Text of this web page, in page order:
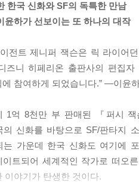
테이블에 놓아둔, 청동 자루가
부족에 봉사하겠다고 맹세해라.
고, 저는 모든 일에서 부족에 봉
지켜보는 가운데 순순히 되뇌었
줄무늬와 두 개의 좁은 점무늬
있었다. 대나무 숲은 복과 장수
지리사가 참여했던 것이 틀림없
한국 신화와 SF의 독특한 만남
윤하가 선보이는 또 하나의 대작
전트 제니퍼 잭슨은 릭 라이어
즈니 히페리온 출판사의 편집
에 참여하게 되었습니다.” ―이윤
1억 8천만 부 판매된 『퍼시
의 신화를 바탕으로 SF/판타지
는 가운데 한국 신화도 여기에
이트되어 세계적인 작가로 떠오
이야기가 탄생한 것이다.